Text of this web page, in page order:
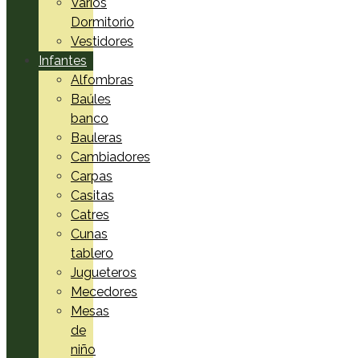
Dormitorio
Vestidores
Infantes
Alfombras
Baúles
banco
Bauleras
Cambiadores
Carpas
Casitas
Catres
Cunas
tablero
Jugueteros
Mecedores
Mesas
de
niño